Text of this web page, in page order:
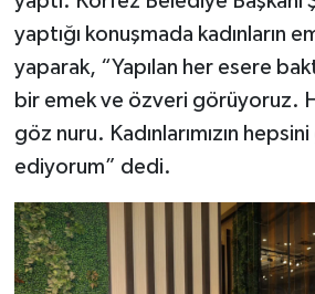
yaptığı konuşmada kadınların
yaparak, “Yapılan her esere
bir emek ve özveri görüyoruz.
göz nuru. Kadınlarımızın
ediyorum” dedi.